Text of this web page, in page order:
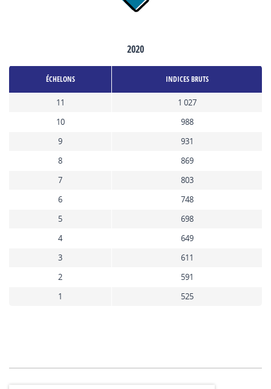
2020
ÉCHELONS INDICES BRUTS
11
1 027
10
988
9
931
8
869
7
803
6
748
5
698
4
649
3
611
2
591
1
525